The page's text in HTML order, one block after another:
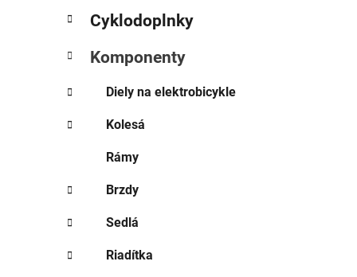
a
n
e
l
i
Cyklodoplnky
Komponenty
Diely na elektrobicykle
Kolesá
Rámy
Brzdy
Sedlá
Riadítka